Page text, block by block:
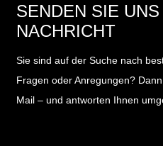
SENDEN SIE
NACHRICHT
Sie sind auf der Suche nach
Fragen oder Anregungen?
Mail – und antworten Ihnen